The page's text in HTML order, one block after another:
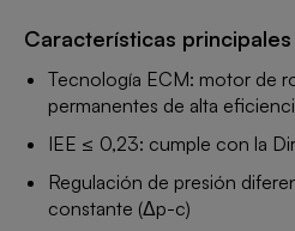
Características principales
Tecnología ECM: motor de
permanentes de alta
IEE ≤ 0,23: cumple con la
Regulación de presión
constante (Δp-c)